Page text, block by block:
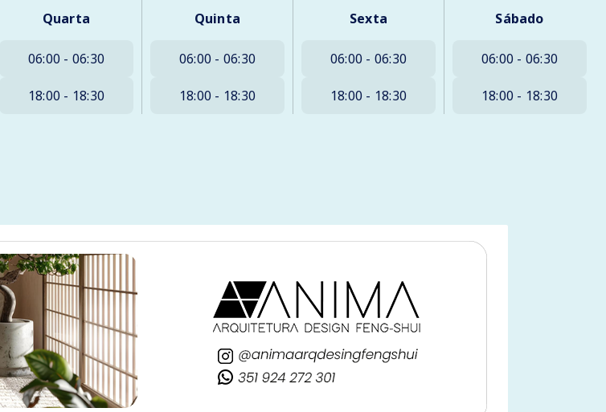
Quarta
06:00 - 06:30
18:00 - 18:30
Quinta
06:00 - 06:30
18:00 - 18:30
Sexta
06:00 - 06:30
18:00 - 18:30
Sábado
06:00 - 06:30
18:00 - 18:30